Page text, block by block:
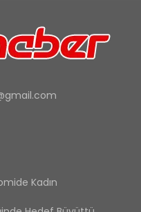
Kadın